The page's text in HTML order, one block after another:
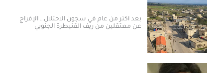
بعد أكثر من عام في سجون الاحتلال… الإفراج
عن معتقلين من ريف القنيطرة الجنوبي